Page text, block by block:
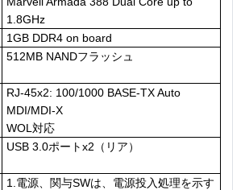
1.8GHz
1GB DDR4 on board
512MB NANDフラッシュ
RJ-45x2: 100/1000 BASE-TX Auto
MDI/MDI-X
WOL対応
USB 3.0ポートx2（リア）
1.電源、関与SWは、電源投入処理を示す